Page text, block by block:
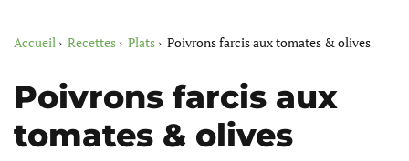
Accueil Recettes Plats Poivrons farcis aux tomates & olives
Poivrons farcis aux
tomates & olives